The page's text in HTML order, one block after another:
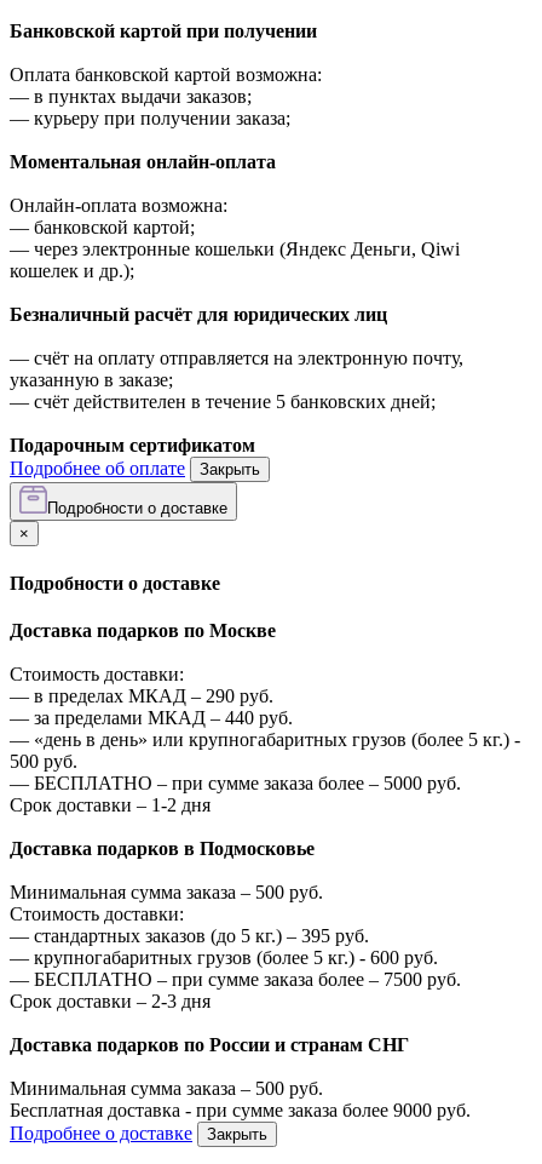
Банковской картой при получении
Оплата банковской картой возможна:
— в пунктах выдачи заказов;
— курьеру при получении заказа;
Моментальная онлайн-оплата
Онлайн-оплата возможна:
— банковской картой;
— через электронные кошельки (Яндекс Деньги, Qiwi
кошелек и др.);
Безналичный расчёт для юридических лиц
— счёт на оплату отправляется на электронную почту,
указанную в заказе;
— счёт действителен в течение 5 банковских дней;
Подарочным сертификатом
Подробнее об оплате
Закрыть
Подробности о доставке
×
Подробности о доставке
Доставка подарков по Москве
Стоимость доставки:
— в пределах МКАД – 290 руб.
— за пределами МКАД – 440 руб.
— «день в день» или крупногабаритных грузов (более 5 кг.) -
500 руб.
— БЕСПЛАТНО – при сумме заказа более – 5000 руб.
Срок доставки – 1-2 дня
Доставка подарков в Подмосковье
Минимальная сумма заказа – 500 руб.
Стоимость доставки:
— стандартных заказов (до 5 кг.) – 395 руб.
— крупногабаритных грузов (более 5 кг.) - 600 руб.
— БЕСПЛАТНО – при сумме заказа более – 7500 руб.
Срок доставки – 2-3 дня
Доставка подарков по России и странам СНГ
Минимальная сумма заказа – 500 руб.
Бесплатная доставка - при сумме заказа более 9000 руб.
Подробнее о доставке
Закрыть